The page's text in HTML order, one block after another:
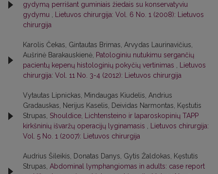
gydymą perrišant guminiais žiedais su konservatyviu
gydymu
Lietuvos chirurgija: Vol. 6 No. 1 (2008): Lietuvos
chirurgija
Karolis Čekas, Gintautas Brimas, Arvydas Laurinavičius,
Aušrinė Barakauskienė, Patologiniu nutukimu sergančių
pacientų kepenų histologinių pokyčių vertinimas
Lietuvos
chirurgija: Vol. 11 No. 3-4 (2012): Lietuvos chirurgija
Vytautas Lipnickas, Mindaugas Kiudelis, Andrius
Gradauskas, Nerijus Kaselis, Deividas Narmontas, Kęstutis
Strupas, Shouldice, Lichtensteino ir laparoskopinių TAPP
kirkšninių išvaržų operacijų lyginamasis
Lietuvos chirurgija:
Vol. 5 No. 1 (2007): Lietuvos chirurgija
Audrius Šileikis, Donatas Danys, Gytis Žaldokas, Kęstutis
Strupas, Abdominal lymphangiomas in adults: case report